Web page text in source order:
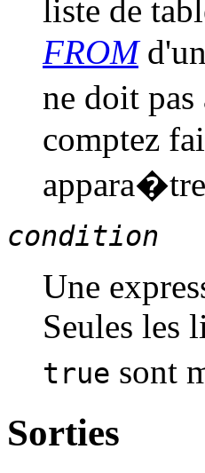
liste de
FROM
ne doit
comptez
condition
Une
Seules les
true sont
Sorties